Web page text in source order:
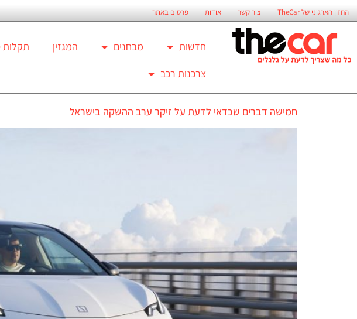
החזון הארגוני של TheCar צור קשר אודות פרסום באתר
חדשות מבחנים המגזין תקלות
צרכנות רכב
חמישה דברים שכדאי לדעת על זיקר ערב ההשקה בישראל